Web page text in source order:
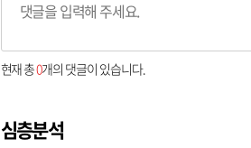
현재 총0개의 댓글이 있습니다.
심층분석